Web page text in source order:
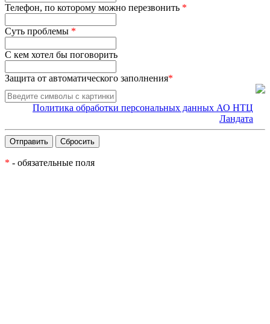
Телефон, по которому можно перезвонить *
Суть проблемы *
С кем хотел бы поговорить
Защита от автоматического заполнения*
Политика обработки персональных данных АО НТЦ
Ландата
* - обязательные поля